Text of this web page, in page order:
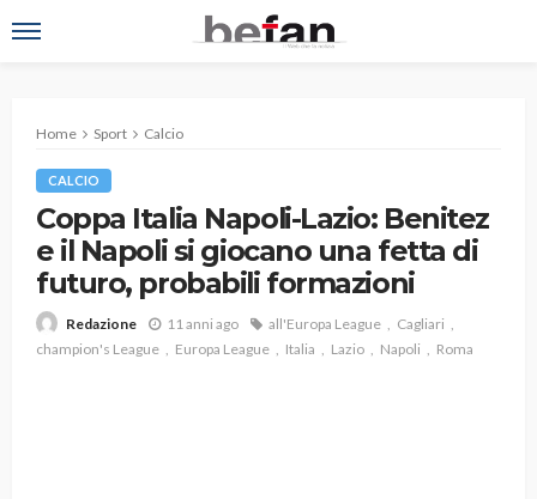
Home Sport Calcio
CALCIO
Coppa Italia Napoli-Lazio: Benitez
e il Napoli si giocano una fetta di
futuro, probabili formazioni
Redazione 11 anni ago all'Europa League
Cagliari
champion's League
Europa League Italia Lazio Napoli Roma